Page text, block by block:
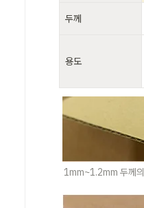
두께
용도
1mm~1.2mm 두께